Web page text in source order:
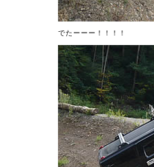
でたーーー！！！！